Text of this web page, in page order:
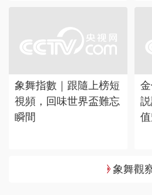
象舞指數｜跟隨上榜短
視頻，回味世界盃難忘
瞬間
象舞觀